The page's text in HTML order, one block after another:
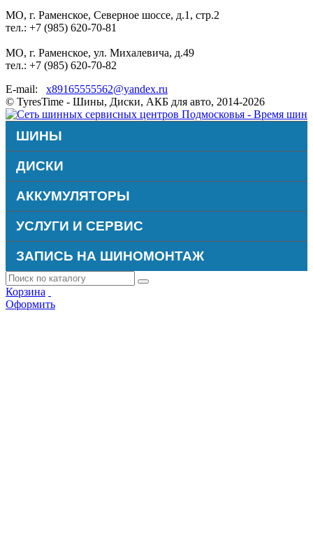
МО, г. Раменское, Северное шоссе, д.1, стр.2
тел.: +7 (985) 620-70-81
МО, г. Раменское, ул. Михалевича, д.49
тел.: +7 (985) 620-70-82
E-mail: x89165555562@yandex.ru
© TyresTime - Шины, Диски, АКБ для авто, 2014-2026
ШИНЫ
ДИСКИ
АККУМУЛЯТОРЫ
УСЛУГИ И СЕРВИС
ЗАПИСЬ НА ШИНОМОНТАЖ
Корзина
Оформить